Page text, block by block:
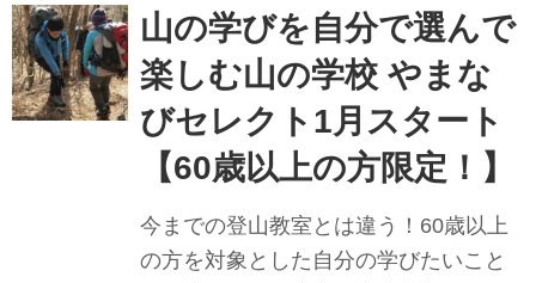
山の学びを自分で選んで
楽しむ山の学校 やまな
びセレクト1月スタート
【60歳以上の方限定！】
今までの登山教室とは違う！60歳以上
の方を対象とした自分の学びたいこと